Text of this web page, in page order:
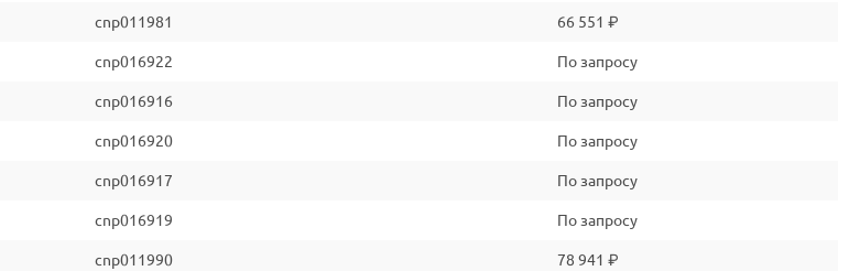
cnp011981 66 551 ₽
cnp016922 По запросу
cnp016916 По запросу
cnp016920 По запросу
cnp016917 По запросу
cnp016919 По запросу
cnp011990 78 941 ₽